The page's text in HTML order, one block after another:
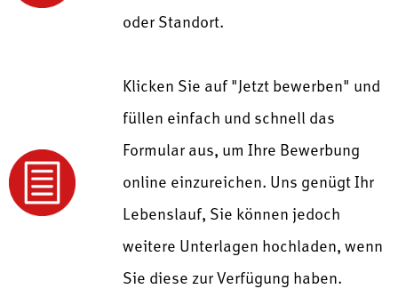
oder Standort.
Klicken Sie auf "Jetzt bewerben" und
füllen einfach und schnell das
Formular aus, um Ihre Bewerbung
online einzureichen. Uns genügt Ihr
Lebenslauf, Sie können jedoch
weitere Unterlagen hochladen, wenn
Sie diese zur Verfügung haben.